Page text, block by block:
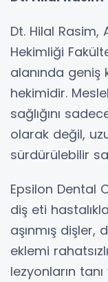
Dt. Hilal Rasim,
Hekimliği
alanında
hekimidir.
sağlığını
olarak değil,
sürdürülebilir
Epsilon Dental
diş eti
aşınmış dişler,
eklemi
lezyonların